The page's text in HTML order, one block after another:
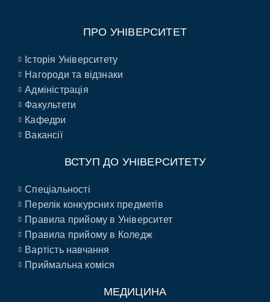
ПРО УНІВЕРСИТЕТ
Історія Університету
Нагороди та відзнаки
Адміністрація
Факультети
Кафедри
Вакансії
ВСТУП ДО УНІВЕРСИТЕТУ
Спеціальності
Перелік конкурсних предметів
Правила прийому в Університет
Правила прийому в Коледж
Вартість навчання
Приймальна коміся
МЕДИЦИНА